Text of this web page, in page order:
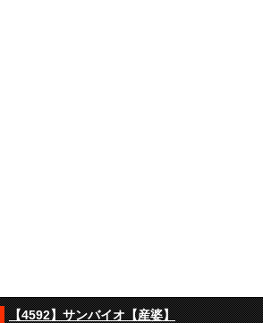
【4592】サンバイオ【産婆】